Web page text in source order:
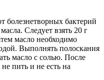
болезнетворных бактерий
Следует взять 20 г
масло необходимо
Выполнять полоскания
масло с солью. После
пить и не есть на